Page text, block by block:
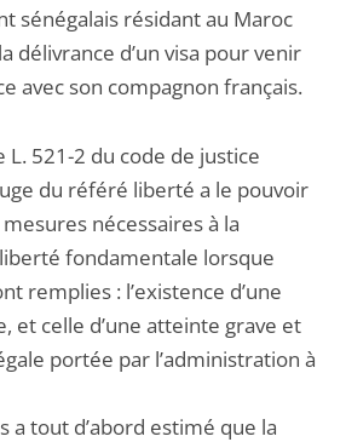
sénégalais résidant au Maroc
délivrance d’un visa pour venir
avec son compagnon français.
L. 521-2 du code de justice
du référé liberté a le pouvoir
nécessaires à la
liberté fondamentale lorsque
remplies : l’existence d’une
et celle d’une atteinte grave et
portée par l’administration à
a tout d’abord estimé que la